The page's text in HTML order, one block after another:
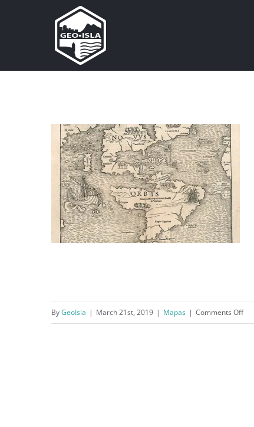
Mapa del Nuevo Mundo (1540)
ByGeoIsla | March 21st, 2019 | Mapas | Comments Offon